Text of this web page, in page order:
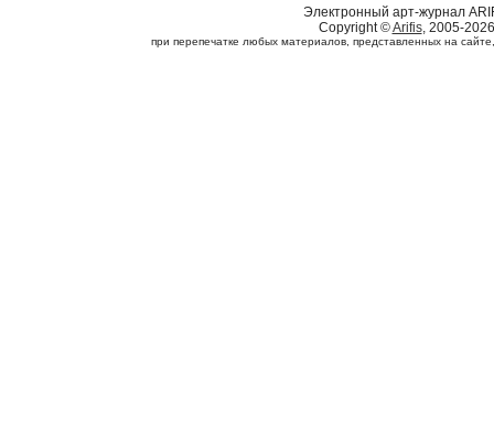
Электронный арт-журнал
Copyright ©Arifis, 2005-2026
при перепечатке любых материалов, представленных на